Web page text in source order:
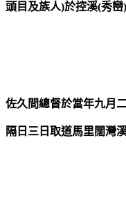
頭目及族人)於控溪(秀
佐久間總督於當年九月
隔日三日取道馬里闊灣